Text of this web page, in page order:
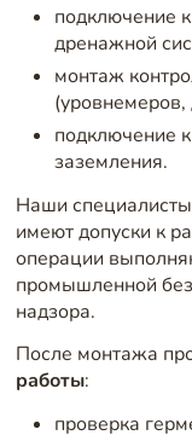
подключение
дренажной
монтаж
(уровнемеров,
подключение
заземления.
Наши
имеют допуски к
операции
промышленной
надзора.
После монтажа
работы:
проверка